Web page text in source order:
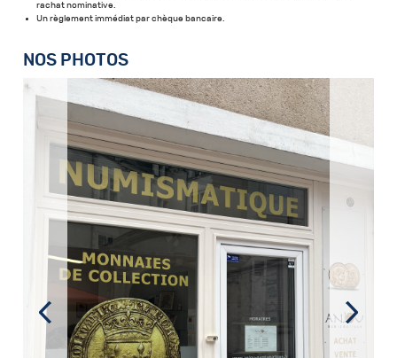
rachat nominative.
Un règlement immédiat par chèque bancaire.
NOS PHOTOS